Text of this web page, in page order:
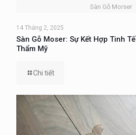
Sàn Gỗ Morser
14 Tháng 2, 2025
Sàn Gỗ Moser: Sự Kết Hợp Tinh
Thẩm Mỹ
Chi tiết